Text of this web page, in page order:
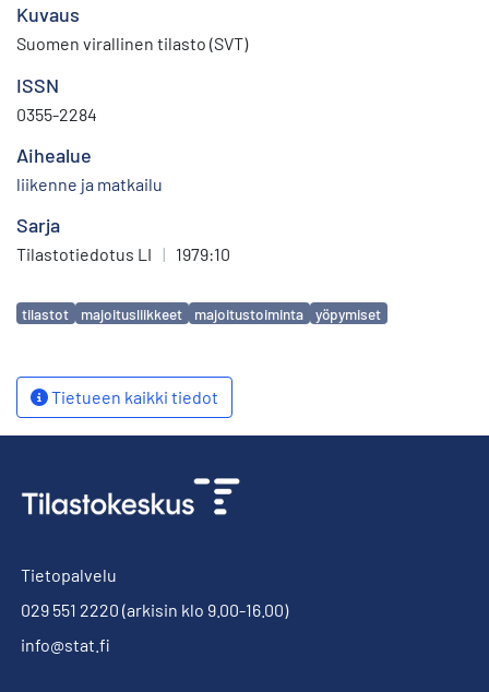
Kuvaus
Suomen virallinen tilasto (SVT)
ISSN
0355-2284
Aihealue
liikenne ja matkailu
Sarja
Tilastotiedotus LI | 1979:10
Avainsanat
tilastot majoitusliikkeet majoitustoiminta yöpymiset
Tietueen kaikki tiedot
Tietopalvelu
029 551 2220 (arkisin klo 9.00-16.00)
info@stat.fi